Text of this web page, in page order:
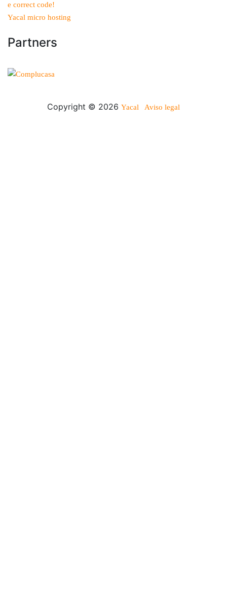
e correct code!
Yacal micro hosting
Partners
Copyright © 2026 Yacal Aviso legal